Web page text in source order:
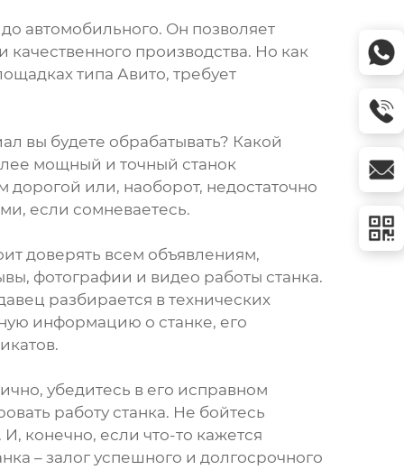
автомобильного. Он позволяет
производства. Но как
типа Авито, требует
вы будете обрабатывать? Какой
мощный и точный станок
или, наоборот, недостаточно
если сомневаетесь.
доверять всем объявлениям,
фотографии и видео работы станка.
разбирается в технических
информацию о станке, его
убедитесь в его исправном
работу станка. Не бойтесь
конечно, если что-то кажется
– залог успешного и долгосрочного